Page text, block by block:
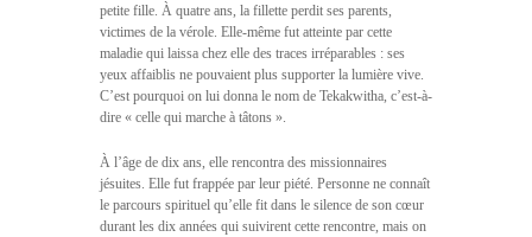
petite fille. À quatre ans, la fillette perdit ses parents,
victimes de la vérole. Elle-même fut atteinte par cette
maladie qui laissa chez elle des traces irréparables : ses
yeux affaiblis ne pouvaient plus supporter la lumière vive.
C’est pourquoi on lui donna le nom de Tekakwitha, c’est-à-
dire « celle qui marche à tâtons ».
À l’âge de dix ans, elle rencontra des missionnaires
jésuites. Elle fut frappée par leur piété. Personne ne connaît
le parcours spirituel qu’elle fit dans le silence de son cœur
durant les dix années qui suivirent cette rencontre, mais on